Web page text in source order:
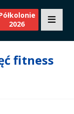
2026
fitness